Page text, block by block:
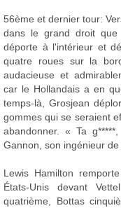
56ème et dernier tour:
dans le grand droit
déporte à l'intérieur et
quatre roues sur la
audacieuse et
car le Hollandais a en
temps-là, Grosjean
gommes qui se seraient
abandonner. « Ta
Gannon, son ingénieur
Lewis Hamilton
États-Unis devant
quatrième, Bottas